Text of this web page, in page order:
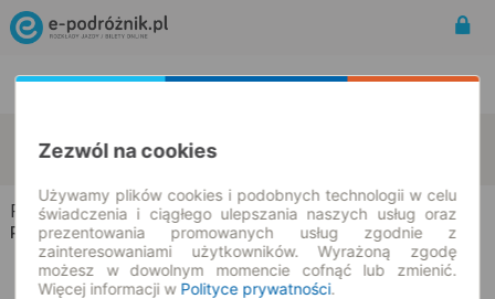
10.08.2026 | -- : --
Rutki Nowe → Sopot
Rozkład jazdy i bilety
Zezwól na cookies
Używamy plików cookies i podobnych technologii w celu
świadczenia i ciągłego ulepszania naszych usług oraz
prezentowania promowanych usług zgodnie z
zainteresowaniami użytkowników. Wyrażoną zgodę
możesz w dowolnym momencie cofnąć lub zmienić.
Więcej informacji w Polityce prywatności.